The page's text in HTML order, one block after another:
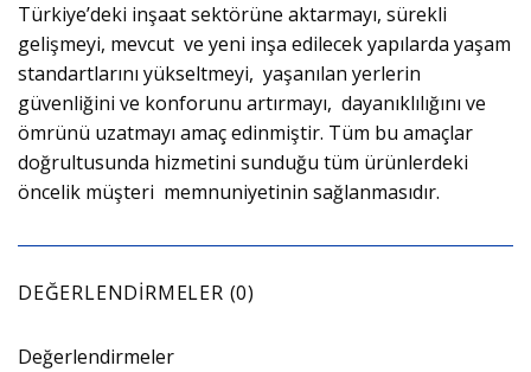
Türkiye’deki inşaat sektörüne aktarmayı, sürekli
gelişmeyi, mevcut ve yeni inşa edilecek yapılarda yaşam
standartlarını yükseltmeyi, yaşanılan yerlerin
güvenliğini ve konforunu artırmayı, dayanıklılığını ve
ömrünü uzatmayı amaç edinmiştir. Tüm bu amaçlar
doğrultusunda hizmetini sunduğu tüm ürünlerdeki
öncelik müşteri memnuniyetinin sağlanmasıdır.
DEĞERLENDIRMELER (0)
Değerlendirmeler